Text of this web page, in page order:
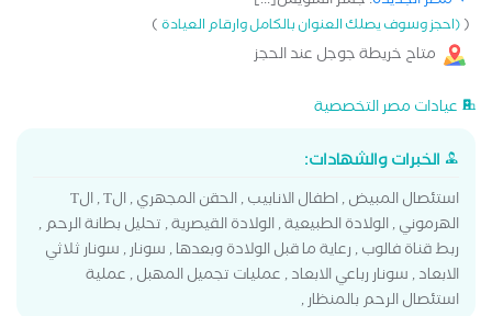
((احجز وسوف يصلك العنوان بالكامل وارقام العيادة)
متاح خريطة جوجل عند الحجز
عيادات مصر التخصصية
الخبرات والشهادات:
استئصال المبيض , اطفال الانابيب , الحقن المجهري , الT , الT
الهرموني , الولادة الطبيعية , الولادة القيصرية , تحليل بطانة الرحم ,
ربط قناة فالوب , رعاية ما قبل الولادة وبعدها , سونار , سونار ثلاثي
الابعاد , سونار رباعي الابعاد , عمليات تجميل المهبل , عملية
استئصال الرحم بالمنظار ,